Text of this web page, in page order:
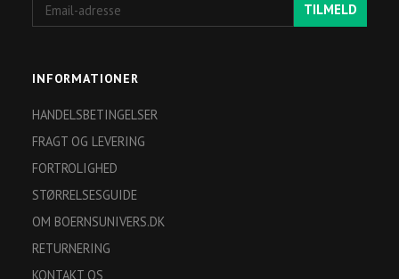
adresse
TILMELD
INFORMATIONER
HANDELSBETINGELSER
FRAGT OG LEVERING
FORTROLIGHED
STØRRELSESGUIDE
OM BOERNSUNIVERS.DK
RETURNERING
KONTAKT OS